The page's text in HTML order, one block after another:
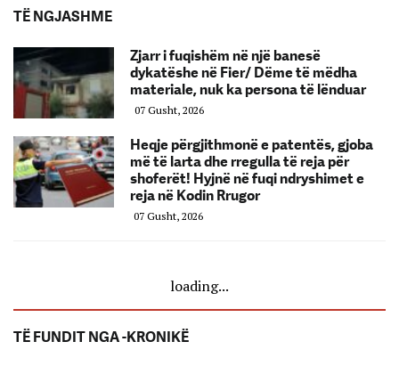
TË NGJASHME
Zjarr i fuqishëm në një banesë
dykatëshe në Fier/ Dëme të mëdha
materiale, nuk ka persona të lënduar
07 Gusht, 2026
Heqje përgjithmonë e patentës, gjoba
më të larta dhe rregulla të reja për
shoferët! Hyjnë në fuqi ndryshimet e
reja në Kodin Rrugor
07 Gusht, 2026
loading...
TË FUNDIT NGA -KRONIKË